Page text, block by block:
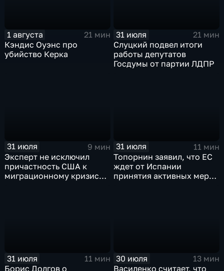
1 августа
21 мин
Кэндис Оуэнс про
убийство Керка
31 июля
21 мин
Слуцкий подвел итоги
работы депутатов
Госдумы от партии ЛДПР
31 июля
9 мин
Эксперт не исключил
причастность США к
миграционному кризису в
31 июля
11 мин
Топорнин заявил, что ЕС
ждет от Испании
принятия активных мер
31 июля
11 мин
Борис Долгов о
30 июля
13 мин
Василенко считает, что